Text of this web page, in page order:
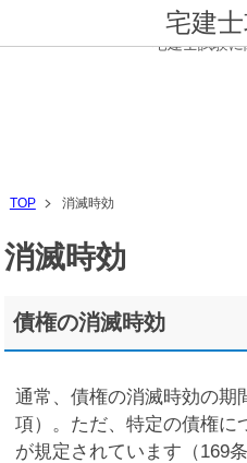
宅建
宅建士試験
TOP 消滅時効
消滅時効
債権の消滅時効
通常、債権の消滅時効の期
項）。ただ、特定の債権に
が規定されています（169